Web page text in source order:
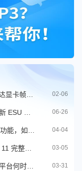
微软 Windows 11 更新又翻车，英伟达显卡帧率暴跌还现显错 02-06
三种灵活的 Windows 10 扩展安全更新 ESU 注册方式 06-26
什么是 Windows 11 Recall AI 时间线功能，如何关闭它？ 04-04
从 Windows 10/8/7 升级至 Windows 11 完整图文教程 03-05
AV1 编码会是未来吗？国内主流视频平台何时跟上？ 03-31